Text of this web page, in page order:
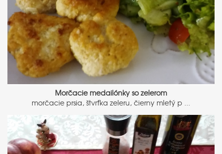
Morčacie medailónky so zelerom
morčacie prsia, štvrťka zeleru, čierny mletý p ...